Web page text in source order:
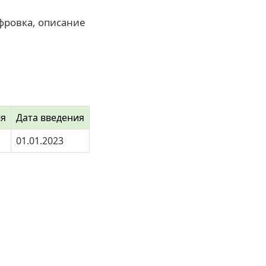
описание
Дата введения
01.01.2023